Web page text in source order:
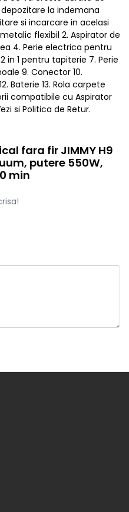
la indemana
si incarcare in acelasi
flexibil 2. Aspirator de
4. Perie electrica pentru
in 1 pentru tapiterie 7. Perie
9. Conector 10.
Baterie 13. Rola carpete
compatibile cu Aspirator
si Politica de Retur.
fara fir JIMMY H9
putere 550W,
min